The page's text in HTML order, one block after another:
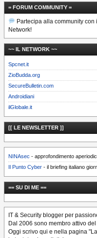
= FORUM COMMUNITY =
Partecipa alla community con
Network!
~~ IL NETWORK ~~
Spcnet.it
ZioBudda.org
SecureBulletin.com
Androidiani
ilGlobale.it
[[ LE NEWSLETTER ]]
NINAsec - approfondimento
Il Punto Cyber - il briefing italiano
== SU DI ME ==
IT & Security blogger per
Dal 2006 sono membro attivo
Oggi scrivo qui e nella pagina